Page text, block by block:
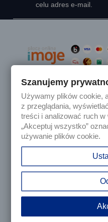
celu adres e-mail.
Produkty
Nasza firma
© 2025 - Sklep
Szanujemy
Używamy plików cookie,
z przeglądania,
treści i analizować ruch
„Akceptuj wszystko”
używanie plików cookie.